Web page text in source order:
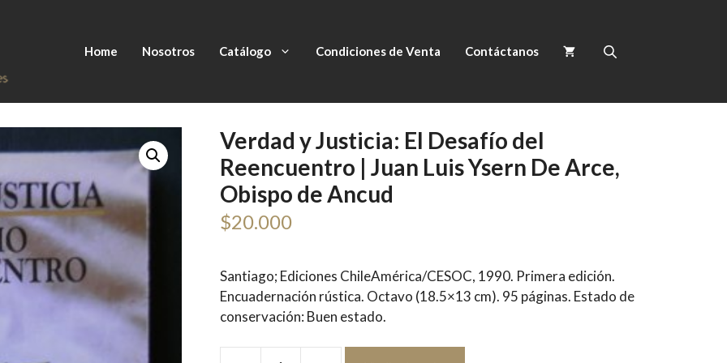
Home Nosotros Catálogo Condiciones de Venta Contáctanos
Verdad y Justicia: El Desafío del
Reencuentro | Juan Luis Ysern De Arce,
Obispo de Ancud
$20.000
Santiago; Ediciones ChileAmérica/CESOC, 1990. Primera edición.
Encuadernación rústica. Octavo (18.5×13 cm). 95 páginas. Estado de
conservación: Buen estado.